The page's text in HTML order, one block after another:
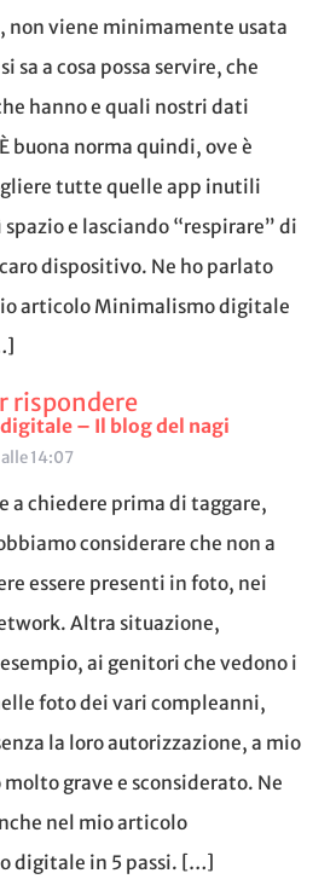
non viene minimamente usata
sa a cosa possa servire, che
hanno e quali nostri dati
buona norma quindi, ove è
tutte quelle app inutili
spazio e lasciando “respirare” di
dispositivo. Ne ho parlato
articolo Minimalismo digitale
rispondere
– Il blog del nagi
14:07
a chiedere prima di taggare,
considerare che non a
essere presenti in foto, nei
Altra situazione,
ai genitori che vedono i
foto dei vari compleanni,
la loro autorizzazione, a mio
grave e sconsiderato. Ne
nel mio articolo
digitale in 5 passi. […]